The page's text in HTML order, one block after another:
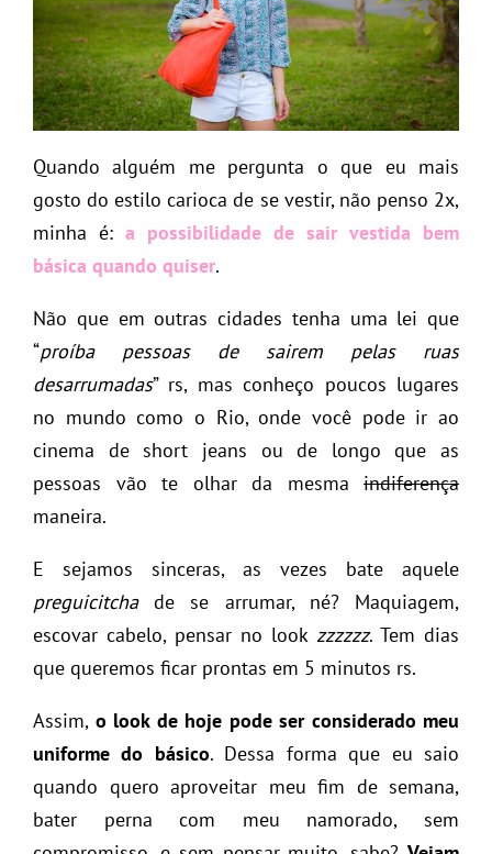
Quando alguém me pergunta o que eu mais
gosto do estilo carioca de se vestir, não penso 2x,
minha é: a possibilidade de sair vestida bem
básica quando quiser.
Não que em outras cidades tenha uma lei que
“proíba pessoas de sairem pelas ruas
desarrumadas” rs, mas conheço poucos lugares
no mundo como o Rio, onde você pode ir ao
cinema de short jeans ou de longo que as
pessoas vão te olhar da mesma indiferença
maneira.
E sejamos sinceras, as vezes bate aquele
preguicitchade se arrumar, né? Maquiagem,
escovar cabelo, pensar no look zzzzzz. Tem dias
que queremos ficar prontas em 5 minutos rs.
Assim, o look de hoje pode ser considerado meu
uniforme do básico. Dessa forma que eu saio
quando quero aproveitar meu fim de semana,
bater perna com meu namorado, sem